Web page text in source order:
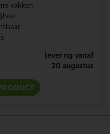
vakken
Levering vanaf
20 augustus